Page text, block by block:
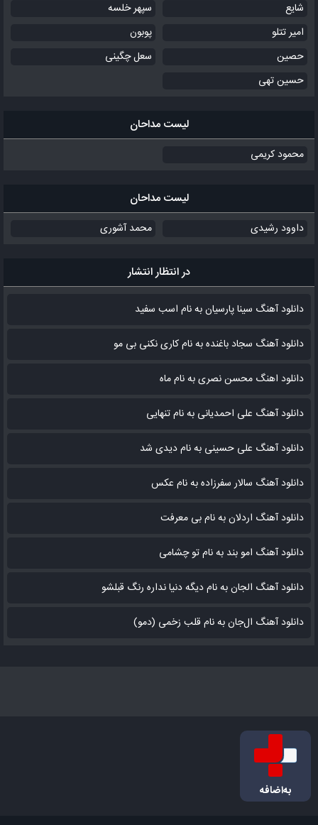
شایع
سپهر خلسه
امیر تتلو
پوبون
حصین
سعل چگینی
حسین تهی
لیست مداحان
محمود کریمی
لیست مداحان
داوود رشیدی محمد آشوری
در انتظار انتشار
دانلود آهنگ سینا پارسیان به نام اسب سفید
دانلود آهنگ سجاد باغنده به نام کاری نکنی بی مو
دانلود اهنگ محسن نصری به نام‌ ماه
دانلود آهنگ علی احمدیانی به نام تنهایی
دانلود آهنگ علی حسینی به نام دیدی شد
دانلود آهنگ سالار سفرزاده به نام عکس
دانلود آهنگ اردلان به نام بی معرفت
دانلود آهنگ امو بند به نام تو چشامی
دانلود آهنگ الجان به نام دیگه دنیا نداره رنگ قبلشو
دانلود آهنگ ال‌جان به نام قلب زخمی (دمو)
به‌اضافه